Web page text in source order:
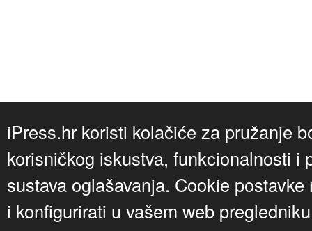
iPress.hr koristi kolačiće za pružanje
korisničkog iskustva, funkcionalnosti i
sustava oglašavanja. Cookie
i konfigurirati u vašem web